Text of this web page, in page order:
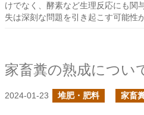
けでなく、酵素など生理反応にも関
失は深刻な問題を引き起こす可能性
家畜糞の熟成につい
2024-01-23 堆肥・肥料 家畜